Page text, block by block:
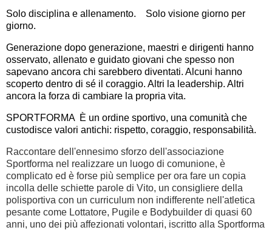
Solo disciplina e allenamento. Solo visione giorno per
giorno.
Generazione dopo generazione, maestri e dirigenti hanno
osservato, allenato e guidato giovani che spesso non
sapevano ancora chi sarebbero diventati. Alcuni hanno
scoperto dentro di sé il coraggio. Altri la leadership. Altri
ancora la forza di cambiare la propria vita.
SPORTFORMA È un ordine sportivo, una comunità che
custodisce valori antichi: rispetto, coraggio, responsabilità.
Raccontare dell'ennesimo sforzo dell'associazione
Sportforma nel realizzare un luogo di comunione, è
complicato ed è forse più semplice per ora fare un copia
incolla delle schiette parole di Vito, un consigliere della
polisportiva con un curriculum non indifferente nell'atletica
pesante come Lottatore, Pugile e Bodybuilder di quasi 60
anni, uno dei più affezionati volontari, iscritto alla Sportforma